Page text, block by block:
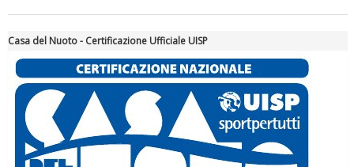
Tiziano Pesce a Radio InBlu2000 traccia il bilancio della stagione
Casa del Nuoto - Certificazione Ufficiale UISP